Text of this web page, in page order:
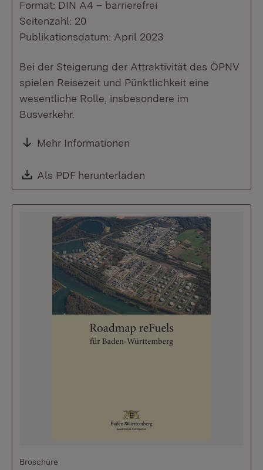
Format: DIN A4 – barrierefrei
Seitenzahl: 20
Publikationsdatum: April 2023
Bei der Steigerung der Attraktivität des ÖPNV
spielen Reisezeit und Pünktlichkeit eine
wesentliche Rolle, insbesondere im
Busverkehr.
Mehr Informationen
Download:
Als PDF herunterladen
Broschüre